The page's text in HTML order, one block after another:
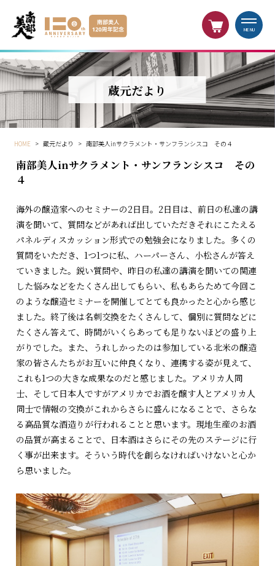
MENU
蔵元だより
HOME > 蔵元だより > 南部美人inサクラメント・サンフランシスコ その４
南部美人inサクラメント・サンフランシスコ その
４
海外の醸造家へのセミナーの2日目。2日目は、前日の私達の講
演を聞いて、質問などがあれば出していただきそれにこたえる
パネルディスカッション形式での勉強会になりました。多くの
質問をいただき、1つ1つに私、ハーパーさん、小松さんが答え
ていきました。鋭い質問や、昨日の私達の講演を聞いての関連
した悩みなどをたくさん出してもらい、私もあらためて今回こ
のような醸造セミナーを開催してとても良かったと心から感じ
ました。終了後は名刺交換をたくさんして、個別に質問などに
たくさん答えて、時間がいくらあっても足りないほどの盛り上
がりでした。また、うれしかったのは参加している北米の醸造
家の皆さんたちがお互いに仲良くなり、連携する姿が見えて、
これも1つの大きな成果なのだと感じました。アメリカ人同
士、そして日本人ですがアメリカでお酒を醸す人とアメリカ人
同士で情報の交換がこれからさらに盛んになることで、さらな
る高品質な酒造りが行われることと思います。現地生産のお酒
の品質が高まることで、日本酒はさらにその先のステージに行
く事が出来ます。そういう時代を創らなければいけないと心か
ら思いました。